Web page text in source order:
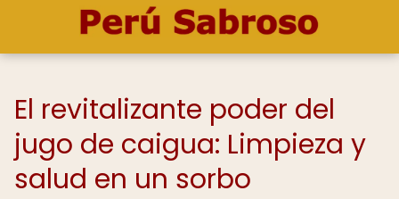
El revitalizante poder del
jugo de caigua: Limpieza y
salud en un sorbo